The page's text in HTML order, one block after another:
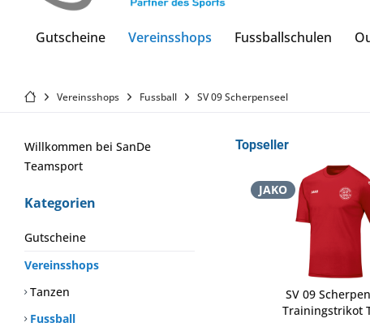
Gutscheine Vereinsshops Fussballschulen
Vereinsshops Fussball SV 09 Scherpenseel
Willkommen bei SanDe
Teamsport
Kategorien
Gutscheine
Vereinsshops
Tanzen
Fussball
Topseller
JAKO
SV 09
Trainingstrikot